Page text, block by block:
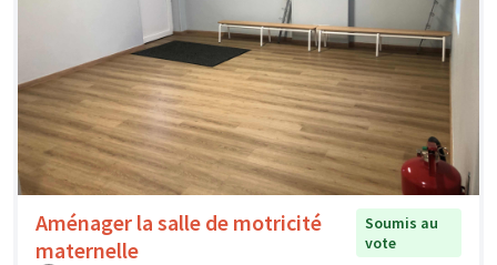
Aménager la salle de motricité
maternelle
Soumis au
vote